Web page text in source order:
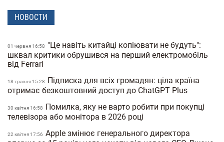
НОВОСТИ
01 червня 16:58
"Це навіть китайці копіювати не будуть":
шквал критики обрушився на перший електромобіль
від Ferrari
18 травня 15:28
Підписка для всіх громадян: ціла країна
отримає безкоштовний доступ до ChatGPT Plus
30 квiтня 16:58
Помилка, яку не варто робити при покупці
телевізора або монітора в 2026 році
22 квiтня 17:56 Apple змінює генерального директора